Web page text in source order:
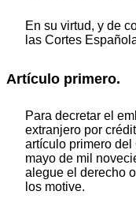
En su virtud, y de
las Cortes
Artículo primero.
Para decretar el
extranjero por
artículo primero
mayo de mil
alegue el derecho
los motive.